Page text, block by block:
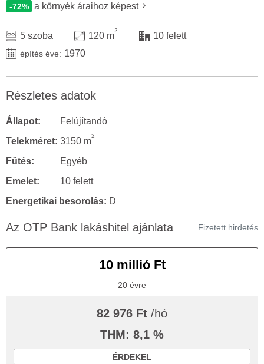
-72% a környék áraihoz képest
5 szoba 120 m
2
10 felett
építés éve: 1970
Részletes adatok
Állapot:
Felújítandó
Telekméret: 3150 m
2
Fűtés:
Egyéb
Emelet:
10 felett
Energetikai besorolás: D
Az OTP Bank lakáshitel ajánlata Fizetett hirdetés
10 millió Ft
20 évre
82 976 Ft /hó
THM: 8,1 %
ÉRDEKEL